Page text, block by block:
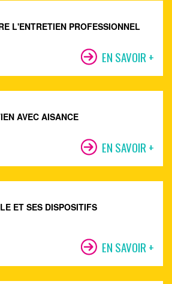
L'ENTRETIEN PROFESSIONNEL
EN SAVOIR +
AVEC AISANCE
EN SAVOIR +
ET SES DISPOSITIFS
EN SAVOIR +